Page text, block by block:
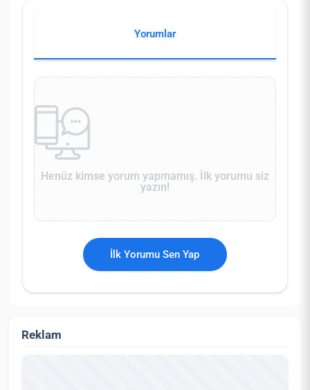
Yorumlar
Henüz kimse yorum yapmamış. İlk yorumu siz
yazın!
İlk Yorumu Sen Yap
Reklam